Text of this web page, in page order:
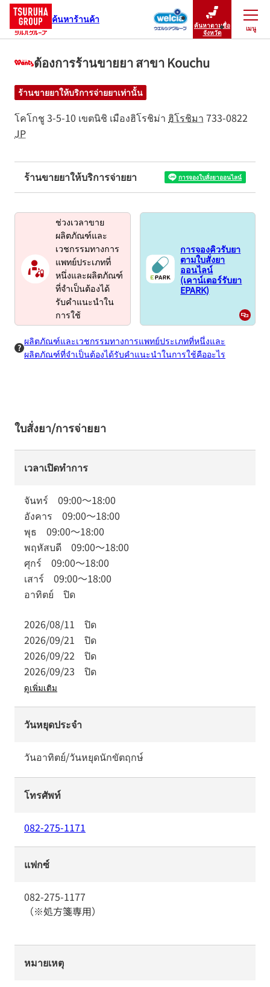
ค้นหาร้านค้า
ค้นหาตามชื่อ
จังหวัด
เมนู
ปิดเมนู
ต้องการร้านขายยา สาขา Kouchu
ร้านขายยาให้บริการจ่ายยาเท่านั้น
โคโกชู 3-5-10 เขตนิชิ เมืองฮิโรชิม่า ฮิโรชิมา 733-0822
JP
ร้านขายยาให้บริการจ่ายยา การจองใบสั่งยาออนไลน์
ช่วงเวลาขาย
ผลิตภัณฑ์และ
เวชกรรมทางการ
แพทย์ประเภทที่
หนึ่งและผลิตภัณฑ์
ที่จำเป็นต้องได้
รับคำแนะนำใน
การใช้
การจองคิวรับยา
ตามใบสั่งยา
ออนไลน์
(เคาน์เตอร์รับยา
EPARK)
ผลิตภัณฑ์และเวชกรรมทางการแพทย์ประเภทที่หนึ่งและ
ผลิตภัณฑ์ที่จำเป็นต้องได้รับคำแนะนำในการใช้คืออะไร
ใบสั่งยา/การจ่ายยา
เวลาเปิดทำการ
จันทร์ 09:00～18:00
อังคาร 09:00～18:00
พุธ 09:00～18:00
พฤหัสบดี 09:00～18:00
ศุกร์ 09:00～18:00
เสาร์ 09:00～18:00
อาทิตย์ ปิด
2026/08/11 ปิด
2026/09/21 ปิด
2026/09/22 ปิด
2026/09/23 ปิด
ดูเพิ่มเติม
วันหยุดประจำ
วันอาทิตย์/วันหยุดนักขัตฤกษ์
โทรศัพท์
082-275-1171
แฟกซ์
082-275-1177
（※処方箋専用）
หมายเหตุ